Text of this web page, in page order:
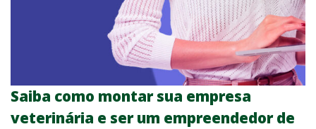
Saiba como montar sua empresa
veterinária e ser um empreendedor de